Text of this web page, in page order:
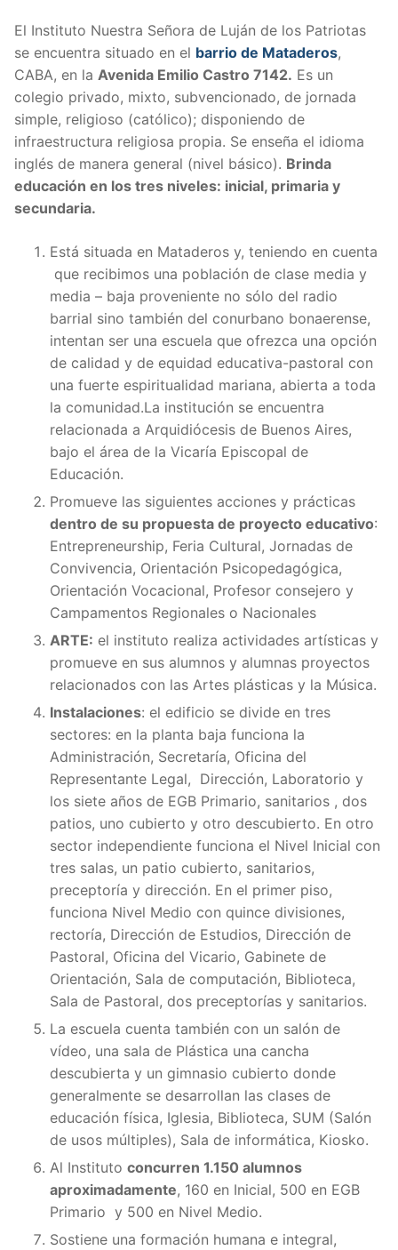
El Instituto Nuestra Señora de Luján de los Patriotas
se encuentra situado en el barrio de Mataderos,
CABA, en la Avenida Emilio Castro 7142. Es un
colegio privado, mixto, subvencionado, de jornada
simple, religioso (católico); disponiendo de
infraestructura religiosa propia. Se enseña el idioma
inglés de manera general (nivel básico). Brinda
educación en los tres niveles: inicial, primaria y
secundaria.
Está situada en Mataderos y, teniendo en cuenta
que recibimos una población de clase media y
media – baja proveniente no sólo del radio
barrial sino también del conurbano bonaerense,
intentan ser una escuela que ofrezca una opción
de calidad y de equidad educativa-pastoral con
una fuerte espiritualidad mariana, abierta a toda
la comunidad.La institución se encuentra
relacionada a Arquidiócesis de Buenos Aires,
bajo el área de la Vicaría Episcopal de
Educación.
Promueve las siguientes acciones y prácticas
dentro de su propuesta de proyecto educativo:
Entrepreneurship, Feria Cultural, Jornadas de
Convivencia, Orientación Psicopedagógica,
Orientación Vocacional, Profesor consejero y
Campamentos Regionales o Nacionales
ARTE: el instituto realiza actividades artísticas y
promueve en sus alumnos y alumnas proyectos
relacionados con las Artes plásticas y la Música.
Instalaciones: el edificio se divide en tres
sectores: en la planta baja funciona la
Administración, Secretaría, Oficina del
Representante Legal, Dirección, Laboratorio y
los siete años de EGB Primario, sanitarios , dos
patios, uno cubierto y otro descubierto. En otro
sector independiente funciona el Nivel Inicial con
tres salas, un patio cubierto, sanitarios,
preceptoría y dirección. En el primer piso,
funciona Nivel Medio con quince divisiones,
rectoría, Dirección de Estudios, Dirección de
Pastoral, Oficina del Vicario, Gabinete de
Orientación, Sala de computación, Biblioteca,
Sala de Pastoral, dos preceptorías y sanitarios.
La escuela cuenta también con un salón de
vídeo, una sala de Plástica una cancha
descubierta y un gimnasio cubierto donde
generalmente se desarrollan las clases de
educación física, Iglesia, Biblioteca, SUM (Salón
de usos múltiples), Sala de informática, Kiosko.
Al Instituto concurren 1.150 alumnos
aproximadamente, 160 en Inicial, 500 en EGB
Primario y 500 en Nivel Medio.
Sostiene una formación humana e integral,